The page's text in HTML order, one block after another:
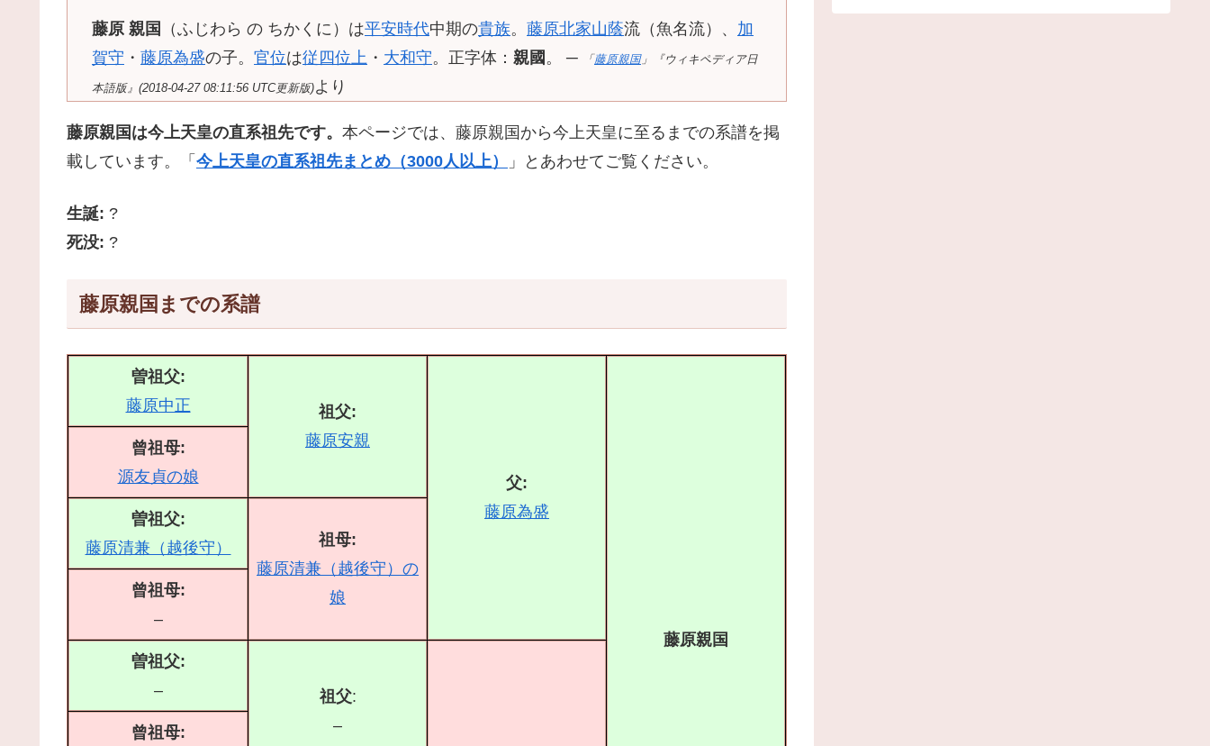
藤原 親国 （ふじわら の ちかくに）は平安時代中期の貴族。 藤原北家山蔭流（魚名流）、 加
賀守 ・ 藤原為盛の子。 官位は従四位上 ・ 大和守。正字体： 親國 。 ─ 「 藤原親国」『ウィキペディア日
本語版』(2018-04-27 08:11:56 UTC更新版)より
藤原親国は今上天皇の直系祖先です。 本ページでは、藤原親国から今上天皇に至るまでの系譜を掲
載しています。「 今上天皇の直系祖先まとめ（3000人以上） 」とあわせてご覧ください。
生誕: ?
死没: ?
藤原親国までの系譜
曽祖父:
藤原中正
祖父:
藤原安親
父:
藤原為盛
藤原親国
曾祖母:
源友貞の娘
曽祖父:
藤原清兼（越後守）
祖母:
藤原清兼（越後守）の
娘
曾祖母:
–
曽祖父:
–
祖父:
–
曾祖母: